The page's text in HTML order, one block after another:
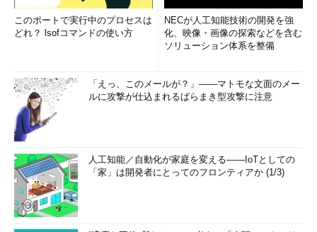
このポートで実行中のプロセスは
どれ？ lsofコマンドの使い方
NECが人工知能技術の開発を強
化、映像・画像の探索などを含む
ソリューション体系を整備
「えっ、このメールが？」――マトモな文面のメー
ルに攻撃が仕込まれるばらまき型攻撃に注意
人工知能／自動化が家庭を変える――IoTとしての
「家」は開発者にとってのフロンティアか (1/3)